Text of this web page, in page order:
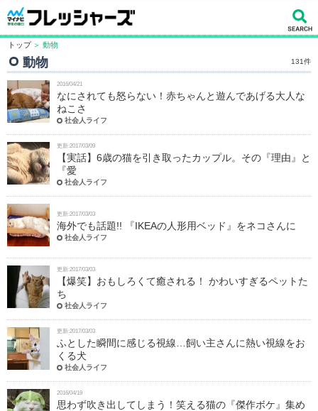
トップ ＞ 動物
動物 131件
2016/04/21
なにされても怒らない！赤ちゃんと遊んであげる大人な
ねこさ
社会人ライフ
更新:2017/03/09
【実話】6歳の猫を引き取ったカップル。その『理由』と
『愛
社会人ライフ
更新:2017/03/03
海外でも話題!! 『IKEAの人形用ベッド』をネコさんに
社会人ライフ
更新:2017/03/03
【爆笑】おもしろくて癒される！ かわいすぎるペットた
ち
社会人ライフ
更新:2017/03/03
ふとした瞬間に感じる視線…飼い主さんに熱い視線をお
くる犬
社会人ライフ
2016/04/19
思わず吹き出してしまう！笑える猫の『傑作ボケ』集め